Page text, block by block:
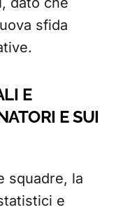
sfida
E
E SUI
squadre, la
e